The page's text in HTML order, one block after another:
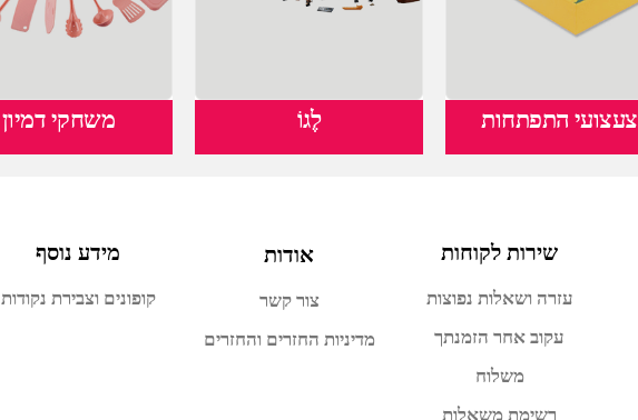
צעצועי התפתחות לֶגוֹ משחקי דמיון
שירות לקוחות
עזרה ושאלות נפוצות
עקוב אחר הזמנתך
משלוח
אודות
צור קשר
מדיניות החזרים והחזרים
מידע נוסף
קופונים וצבירת נקודות